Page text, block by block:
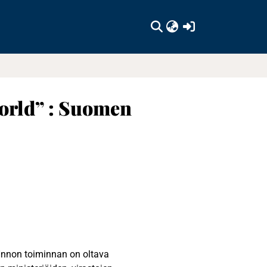
: Suomen
toiminnan on oltava